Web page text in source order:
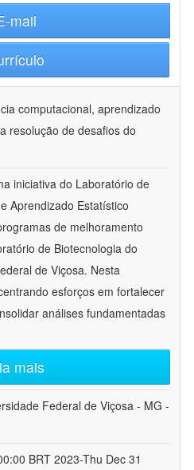
mail
computacional, aprendizado
resolução de desafios do
iniciativa do Laboratório de
Aprendizado Estatístico
de melhoramento
de Biotecnologia do
de Viçosa. Nesta
esforços em fortalecer
análises fundamentadas
mais
Federal de Viçosa - MG -
BRT 2023-Thu Dec 31